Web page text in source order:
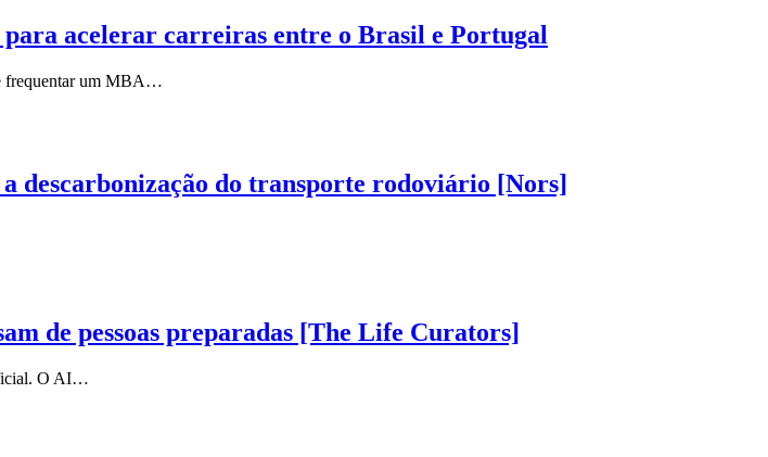
acelerar carreiras entre o Brasil e Portugal
frequentar um MBA…
descarbonização do transporte rodoviário [Nors]
de pessoas preparadas [The Life Curators]
O AI…